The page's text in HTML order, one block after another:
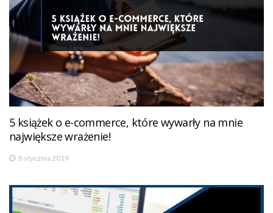
5 książek o e-commerce, które wywarły na mnie
największe wrażenie!
8 stycznia 2019